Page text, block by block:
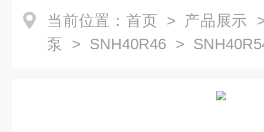
当前位置： 首页 > 产品展示
泵 > SNH40R46 >